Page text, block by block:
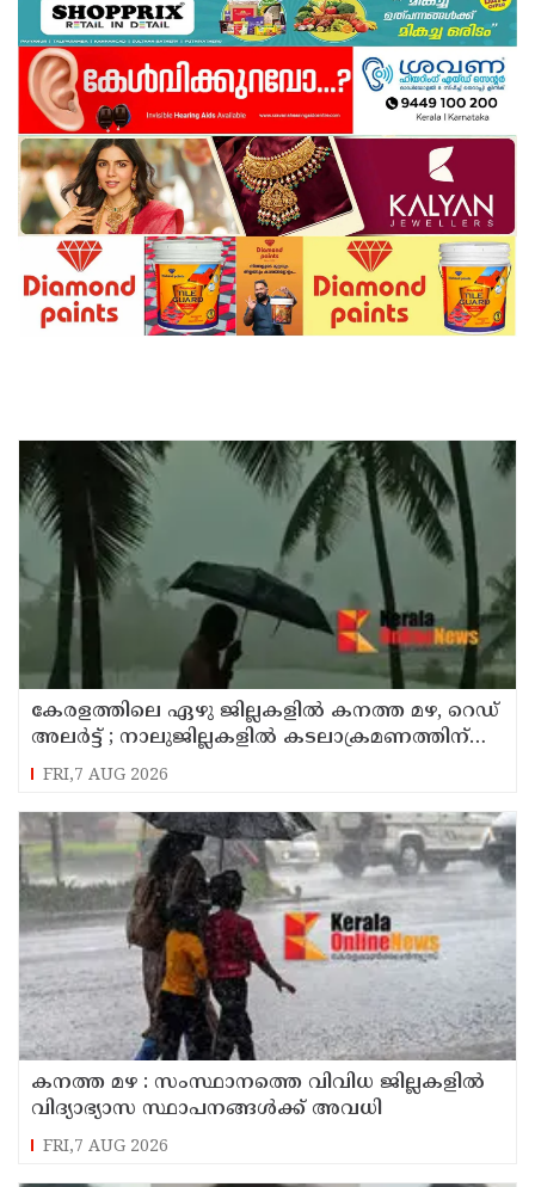
കേരളത്തിലെ ഏഴു ജില്ലകളിൽ കനത്ത മഴ, റെഡ്
അലർട്ട് ; നാലുജില്ലകളിൽ കടലാക്രമണത്തിന്
സാധ്യത
FRI,7 AUG 2026
കനത്ത മഴ : സംസ്ഥാനത്തെ വിവിധ ജില്ലകളിൽ
വിദ്യാഭ്യാസ സ്ഥാപനങ്ങൾക്ക് അവധി
FRI,7 AUG 2026